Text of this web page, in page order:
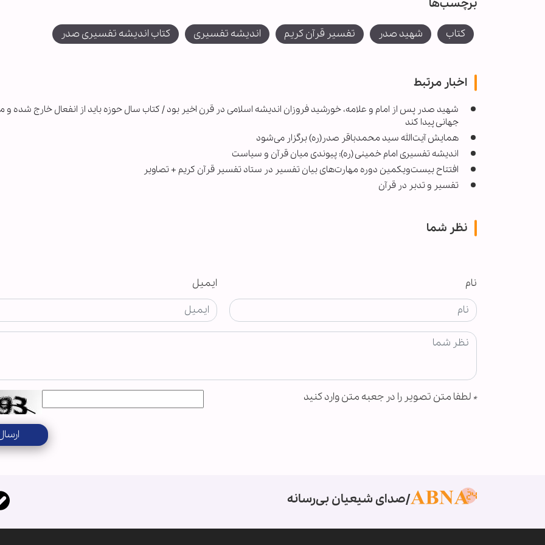
برچسب‌ها
کتاب شهید صدر تفسیر قرآن کریم اندیشه تفسیری کتاب اندیشه تفسیری صدر
اخبار مرتبط
شهید صدر پس از امام و علامه، خورشید فروزان اندیشه اسلامی در قرن اخیر بود / کتاب سال حوزه باید از انفعال خارج شده
جهانی پیدا کند
همایش آیت‌‏الله سید محمدباقر صدر(ره) برگزار می‌شود
اندیشه تفسیری امام خمینی (ره): پیوندی میان قرآن و سیاست
افتتاح بیست‌ویکمین دوره مهارت‌های بیان تفسیر در ستاد تفسیر قرآن کریم + تصاویر
تفسیر و تدبر در قرآن
نظر شما
نام ایمیل
* لطفا متن تصویر را در جعبه متن وارد کنید
صدای شیعیان بی‌رسانه